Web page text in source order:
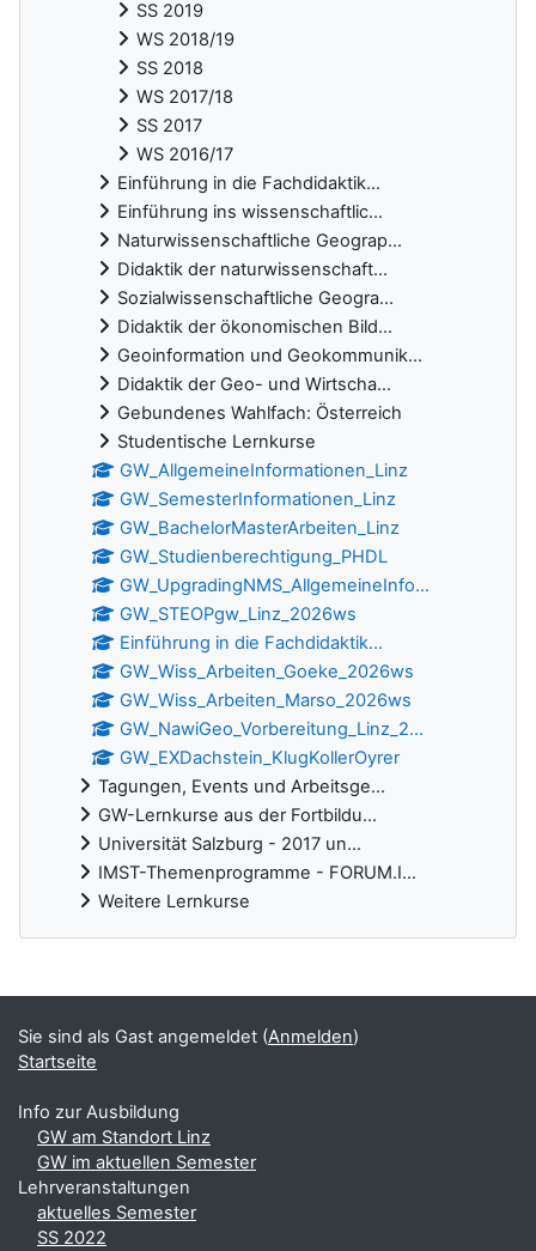
SS 2019
WS 2018/19
SS 2018
WS 2017/18
SS 2017
WS 2016/17
Einführung in die Fachdidaktik...
Einführung ins wissenschaftlic...
Naturwissenschaftliche Geograp...
Didaktik der naturwissenschaft...
Sozialwissenschaftliche Geogra...
Didaktik der ökonomischen Bild...
Geoinformation und Geokommunik...
Didaktik der Geo- und Wirtscha...
Gebundenes Wahlfach: Österreich
Studentische Lernkurse
GW_AllgemeineInformationen_Linz
GW_SemesterInformationen_Linz
GW_BachelorMasterArbeiten_Linz
GW_Studienberechtigung_PHDL
GW_UpgradingNMS_AllgemeineInfo...
GW_STEOPgw_Linz_2026ws
Einführung in die Fachdidaktik...
GW_Wiss_Arbeiten_Goeke_2026ws
GW_Wiss_Arbeiten_Marso_2026ws
GW_NawiGeo_Vorbereitung_Linz_2...
GW_EXDachstein_KlugKollerOyrer
Tagungen, Events und Arbeitsge...
GW-Lernkurse aus der Fortbildu...
Universität Salzburg - 2017 un...
IMST-Themenprogramme - FORUM.I...
Weitere Lernkurse
Ergänzungsblöcke
Sie sind als Gast angemeldet (Anmelden)
Startseite
Info zur Ausbildung
GW am Standort Linz
GW im aktuellen Semester
Lehrveranstaltungen
aktuelles Semester
SS 2022